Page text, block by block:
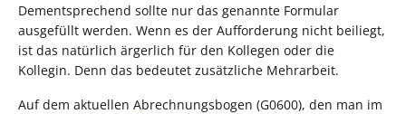
Dementsprechend sollte nur das genannte Formular
ausgefüllt werden. Wenn es der Aufforderung nicht beiliegt,
ist das natürlich ärgerlich für den Kollegen oder die
Kollegin. Denn das bedeutet zusätzliche Mehrarbeit.
Auf dem aktuellen Abrechnungsbogen (G0600), den man im